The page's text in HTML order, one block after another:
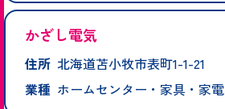
かざし電気
住所 北海道苫小牧市表町1-1-21
業種 ホームセンター・家具・家電